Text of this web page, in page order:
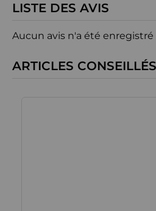
LISTE DES AVIS
Aucun avis n'a été
ARTICLES CONSEILLÉS